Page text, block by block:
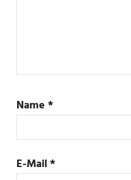
Name*
E-Mail*